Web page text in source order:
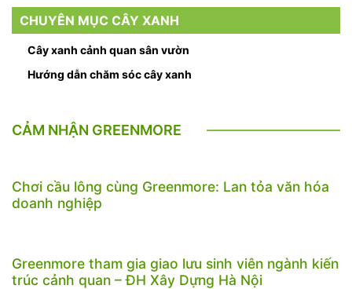
CHUYÊN MỤC CÂY XANH
Cây xanh cảnh quan sân vườn
Hướng dẫn chăm sóc cây xanh
CẢM NHẬN GREENMORE
Chơi cầu lông cùng Greenmore: Lan tỏa văn hóa
doanh nghiệp
Greenmore tham gia giao lưu sinh viên ngành kiến
trúc cảnh quan – ĐH Xây Dựng Hà Nội